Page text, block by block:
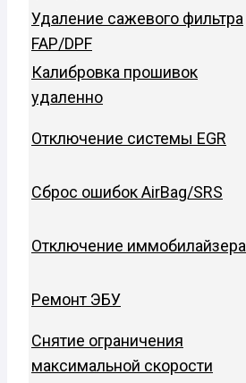
Удаление сажевого фильтра
FAP/DPF
Калибровка прошивок
удаленно
Отключение системы EGR
Сброс ошибок AirBag/SRS
Отключение иммобилайзера
Ремонт ЭБУ
Снятие ограничения
максимальной скорости